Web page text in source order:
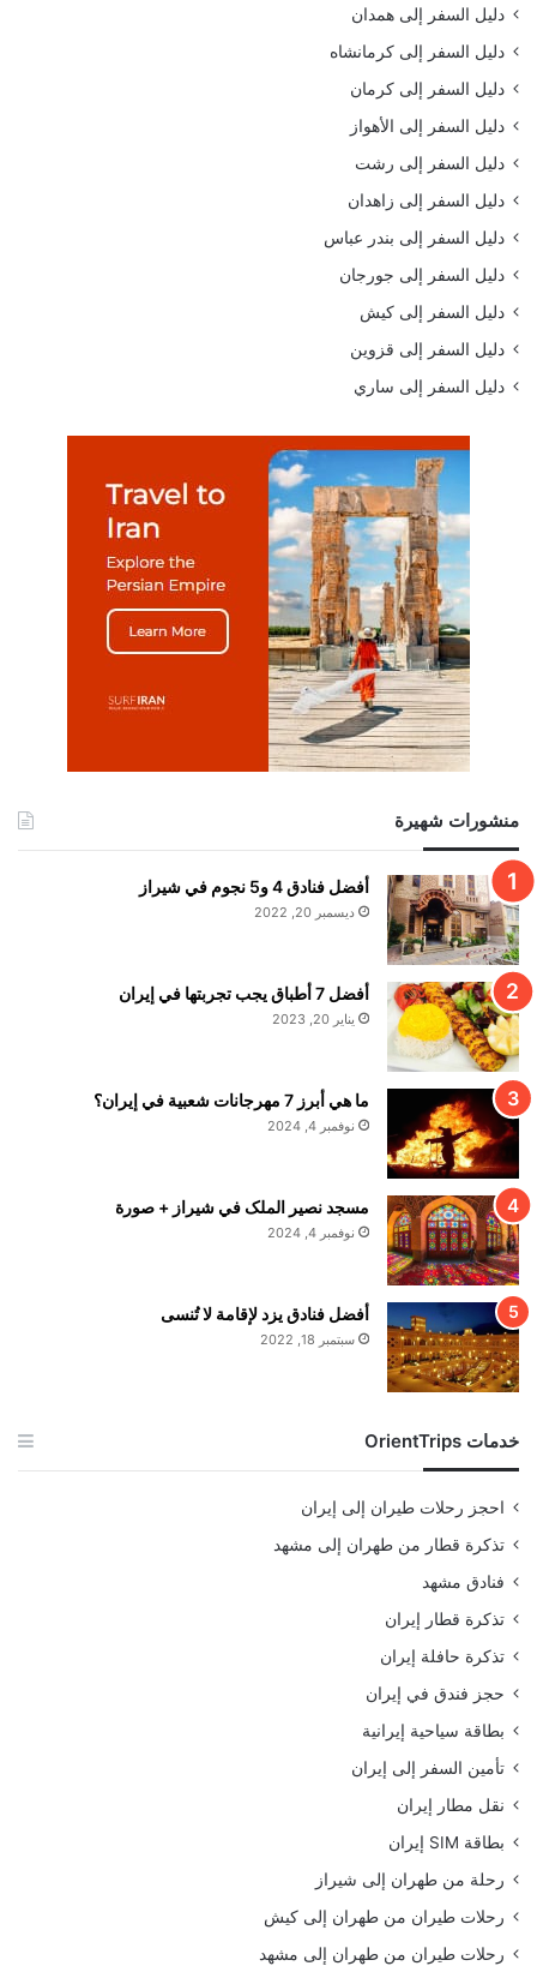
دليل السفر إلى همدان
دليل السفر إلى كرمانشاه
دليل السفر إلى كرمان
دليل السفر إلى الأهواز
دليل السفر إلى رشت
دليل السفر إلى زاهدان
دليل السفر إلى بندر عباس
دليل السفر إلى جورجان
دليل السفر إلى كيش
دليل السفر إلى قزوين
دليل السفر إلى ساري
منشورات شهيرة
أفضل فنادق 4 و5 نجوم في شيراز
ديسمبر 20, 2022
أفضل 7 أطباق يجب تجربتها في إيران
يناير 20, 2023
ما هي أبرز 7 مهرجانات شعبية في إيران؟
نوفمبر 4, 2024
مسجد نصير الملک في شيراز + صورة
نوفمبر 4, 2024
أفضل فنادق يزد لإقامة لا تُنسى
سبتمبر 18, 2022
خدمات OrientTrips
احجز رحلات طيران إلى إيران
تذكرة قطار من طهران إلى مشهد
فنادق مشهد
تذكرة قطار إيران
تذكرة حافلة إيران
حجز فندق في إيران
بطاقة سياحية إيرانية
تأمين السفر إلى إيران
نقل مطار إيران
بطاقة SIM إيران
رحلة من طهران إلى شيراز
رحلات طيران من طهران إلى كيش
رحلات طيران من طهران إلى مشهد